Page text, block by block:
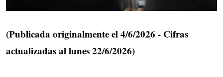
(Publicada originalmente el 4/6/2026 - Cifras
actualizadas al lunes 22/6/2026)